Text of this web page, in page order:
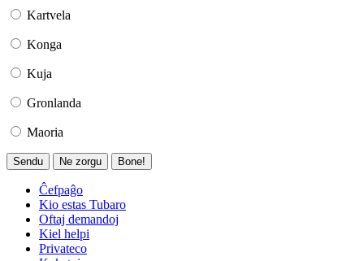
Kartvela
Konga
Kuja
Gronlanda
Maoria
Sendu Ne zorgu Bone!
Ĉefpaĝo
Kio estas Tubaro
Oftaj demandoj
Kiel helpi
Privateco